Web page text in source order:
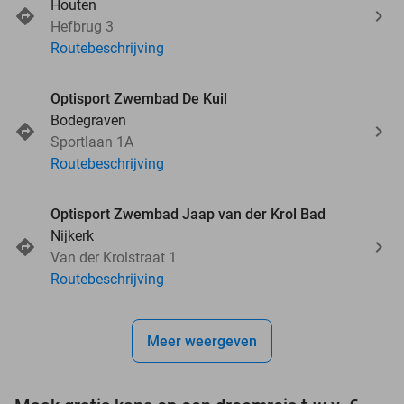
Houten
Hefbrug 3
Routebeschrijving
Optisport Zwembad De Kuil
Bodegraven
Sportlaan 1A
Routebeschrijving
Optisport Zwembad Jaap van der Krol Bad
Nijkerk
Van der Krolstraat 1
Routebeschrijving
Meer weergeven